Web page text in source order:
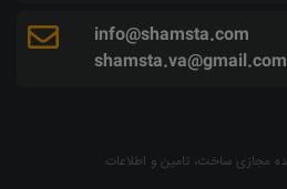
info@shamsta.com
shamsta.va@gmail.com